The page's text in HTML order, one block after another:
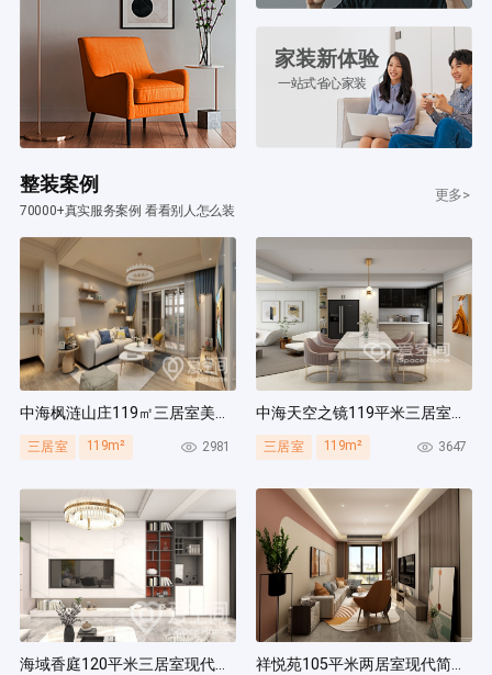
家装新体验
一站式省心家装
整装案例
70000+真实服务案例 看看别人怎么装
更多>
中海枫涟山庄119㎡三居室美式风装修案例
三居室 119m² 2981
中海天空之镜119平米三居室北欧风装修案例
三居室 119m² 3647
海域香庭120平米三居室现代简约风装修案例 祥悦苑105平米两居室现代简约风装修案例